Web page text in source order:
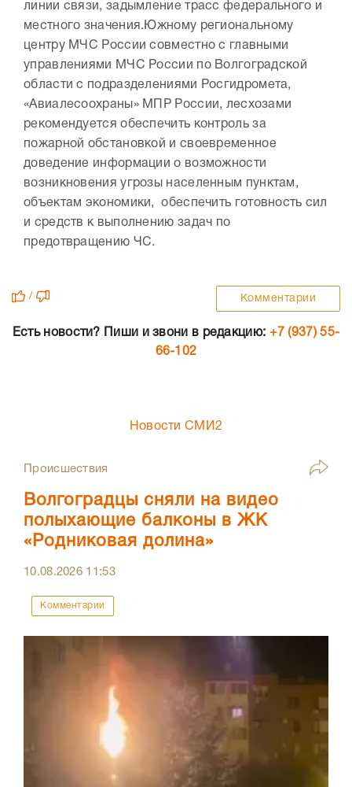
линии связи, задымление трасс федерального и
местного значения. Южному региональному
центру МЧС России совместно с главными
управлениями МЧС России по Волгоградской
области с подразделениями Росгидромета,
«Авиалесоохраны» МПР России, лесхозами
рекомендуется обеспечить контроль за
пожарной обстановкой и своевременное
доведение информации о возможности
возникновения угрозы населенным пунктам,
объектам экономики, обеспечить готовность сил
и средств к выполнению задач по
предотвращению ЧС.
/ Комментарии
Есть новости? Пиши и звони в редакцию: +7 (937) 55-
66-102
Новости СМИ2
Происшествия
Волгоградцы сняли на видео
полыхающие балконы в ЖК
«Родниковая долина»
10.08.2026 11:53
Комментарии